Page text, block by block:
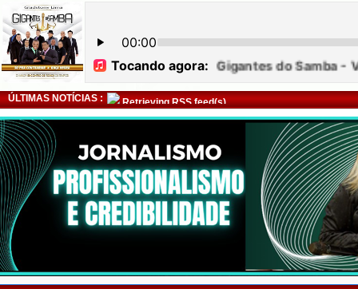
ÚLTIMAS NOTÍCIAS : Retrieving RSS feed(s)